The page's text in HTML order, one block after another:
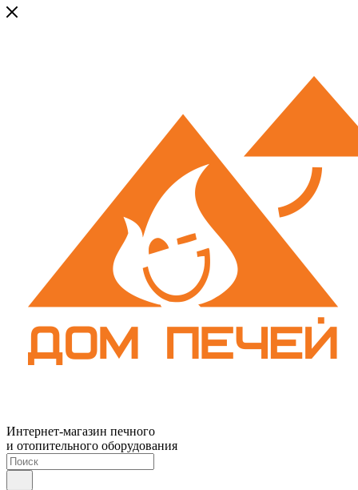
Интернет-магазин печного
и отопительного оборудования